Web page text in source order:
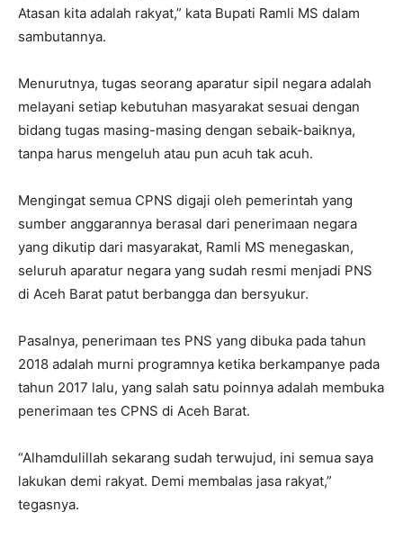
Atasan kita adalah rakyat,” kata Bupati Ramli MS dalam
sambutannya.
Menurutnya, tugas seorang aparatur sipil negara adalah
melayani setiap kebutuhan masyarakat sesuai dengan
bidang tugas masing-masing dengan sebaik-baiknya,
tanpa harus mengeluh atau pun acuh tak acuh.
Mengingat semua CPNS digaji oleh pemerintah yang
sumber anggarannya berasal dari penerimaan negara
yang dikutip dari masyarakat, Ramli MS menegaskan,
seluruh aparatur negara yang sudah resmi menjadi PNS
di Aceh Barat patut berbangga dan bersyukur.
Pasalnya, penerimaan tes PNS yang dibuka pada tahun
2018 adalah murni programnya ketika berkampanye pada
tahun 2017 lalu, yang salah satu poinnya adalah membuka
penerimaan tes CPNS di Aceh Barat.
“Alhamdulillah sekarang sudah terwujud, ini semua saya
lakukan demi rakyat. Demi membalas jasa rakyat,”
tegasnya.